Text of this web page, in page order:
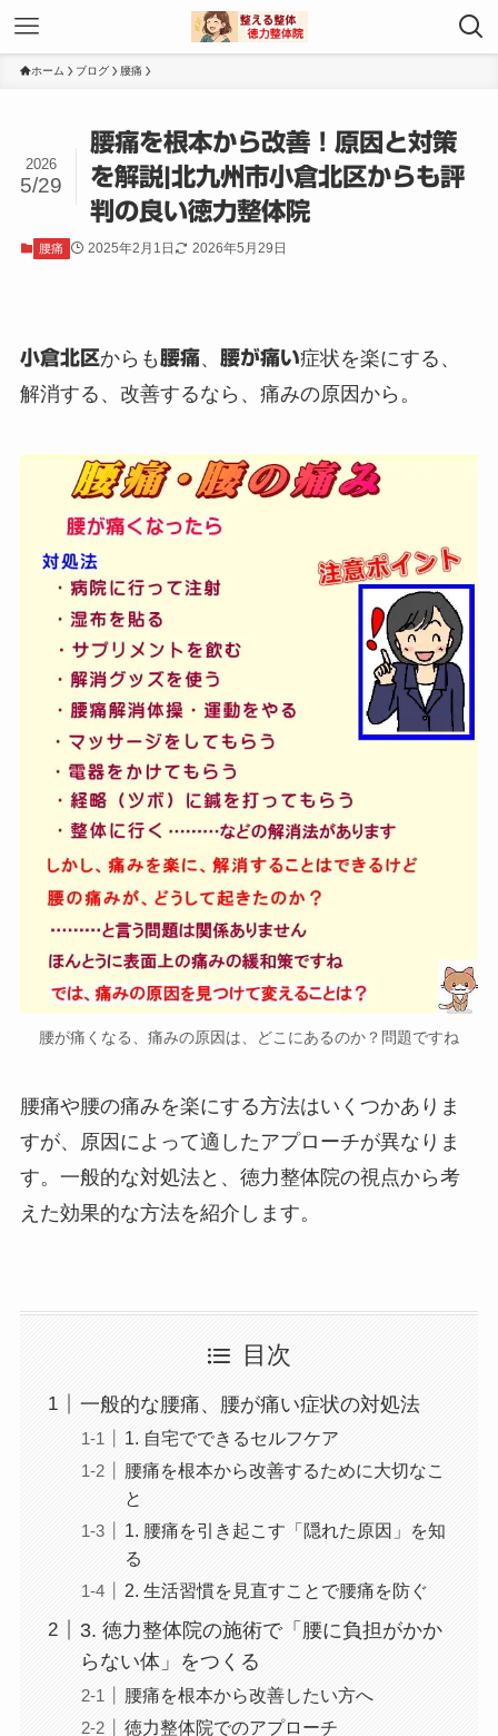
ホーム ブログ 腰痛
腰痛を根本から改善！原因と対策
を解説|北九州市小倉北区からも評
判の良い徳力整体院
2026
5/29
腰痛 2025年2月1日 2026年5月29日
小倉北区からも腰痛、 腰が痛い症状を楽にする、
解消する、改善するなら、痛みの原因から。
腰が痛くなる、痛みの原因は、どこにあるのか？問題ですね
腰痛や腰の痛みを楽にする方法はいくつかありま
すが、原因によって適したアプローチが異なりま
す。一般的な対処法と、徳力整体院の視点から考
えた効果的な方法を紹介します。
目次
一般的な腰痛、腰が痛い症状の対処法
1. 自宅でできるセルフケア
腰痛を根本から改善するために大切なこ
と
1. 腰痛を引き起こす「隠れた原因」を知
る
2. 生活習慣を見直すことで腰痛を防ぐ
3. 徳力整体院の施術で「腰に負担がかか
らない体」をつくる
腰痛を根本から改善したい方へ
徳力整体院でのアプローチ